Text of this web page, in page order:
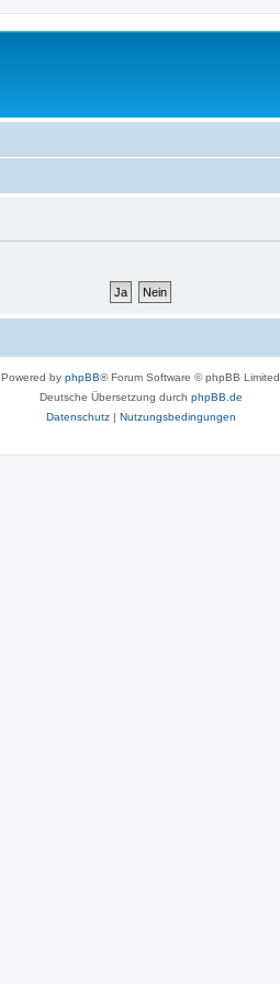
Powered by phpBB® Forum Software © phpBB Limited
Deutsche Übersetzung durch phpBB.de
Datenschutz| Nutzungsbedingungen